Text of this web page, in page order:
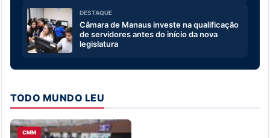
DESTAQUE
Câmara de Manaus investe na qualificação
de servidores antes do início da nova
legislatura
TODO MUNDO LEU
CMM